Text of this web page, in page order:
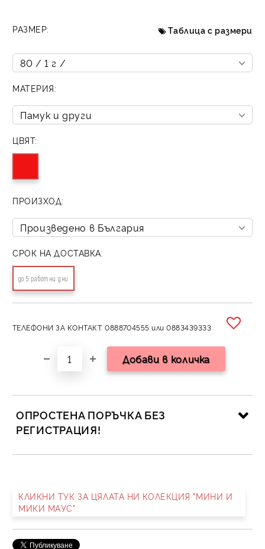
РАЗМЕР: Таблица с размери
МАТЕРИЯ:
ЦВЯТ:
ПРОИЗХОД:
СРОК НА ДОСТАВКА:
до 5 работни дни
ТЕЛЕФОНИ ЗА КОНТАКТ: 0888704555 или 0883439333
ОПРОСТЕНА ПОРЪЧКА БЕЗ
РЕГИСТРАЦИЯ!
Ние ще се свържем с вас в рамките на работния ден.
КЛИКНИ ТУК ЗА ЦЯЛАТА НИ КОЛЕКЦИЯ "МИНИ И
МИКИ МАУС"